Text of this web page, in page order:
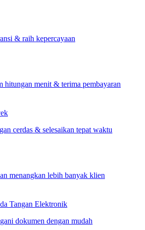
& raih kepercayaan
hitungan menit & terima pembayaran
cerdas & selesaikan tepat waktu
menangkan lebih banyak klien
Tangan Elektronik
dokumen dengan mudah